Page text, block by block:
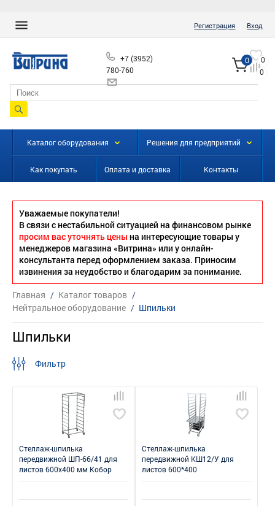
Регистрация Вход
+7 (3952)
780-760
0
0
0
Каталог оборудования Решения для предприятий
Как покупать Оплата и доставка Контакты
Уважаемые покупатели!
В связи с нестабильной ситуацией на финансовом рынке
просим вас уточнять цены на интересующие товары у
менеджеров магазина «Витрина» или у онлайн-
консультанта перед оформлением заказа. Приносим
извинения за неудобство и благодарим за понимание.
Главная / Каталог товаров /
Нейтральное оборудование / Шпильки
Шпильки
Фильтр
Стеллаж-шпилька
передвижной ШП-66/41 для
листов 600x400 мм Кобор
Стеллаж-шпилька
передвижной КШ12/У для
листов 600*400